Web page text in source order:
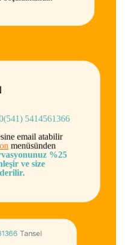
5414561366
email atabilir
menüsünden
%25
ve size